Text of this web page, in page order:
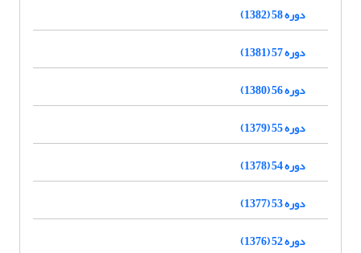
دوره 58 (1382)
دوره 57 (1381)
دوره 56 (1380)
دوره 55 (1379)
دوره 54 (1378)
دوره 53 (1377)
دوره 52 (1376)